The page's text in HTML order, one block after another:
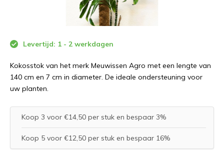
Levertijd: 1 - 2 werkdagen
Kokosstok van het merk Meuwissen Agro met een lengte van
140 cm en 7 cm in diameter. De ideale ondersteuning voor
uw planten.
Koop 3 voor €14,50 per stuk en bespaar 3%
Koop 5 voor €12,50 per stuk en bespaar 16%